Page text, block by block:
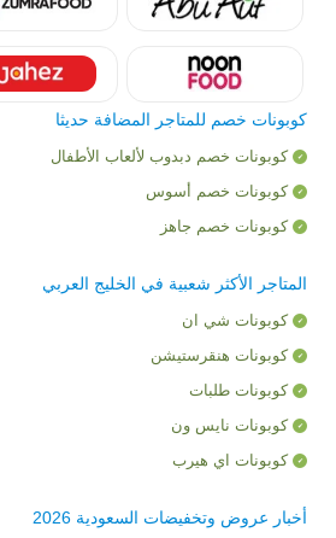
كوبونات خصم للمتاجر المضافة حديثا
كوبونات خصم دبدوب لألعاب الأطفال
كوبونات خصم أسوس
كوبونات خصم جاهز
المتاجر الأكثر شعبية في الخليج العربي
كوبونات شي ان
كوبونات هنقرستيشن
كوبونات طلبات
كوبونات نايس ون
كوبونات اي هيرب
أخبار عروض وتخفيضات السعودية 2026